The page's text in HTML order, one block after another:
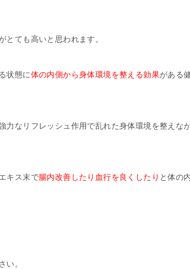
とても高いと思われます。
状態に体の内側から身体環境を整える効果がある
力なリフレッシュ作用で乱れた身体環境を整えな
キス末で腸内改善したり血行を良くしたり と体の
い。